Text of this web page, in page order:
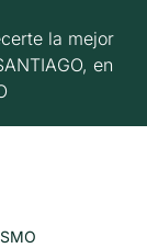
la mejor
en